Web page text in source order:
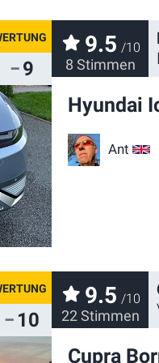
9
9.5 /10
8 Stimmen
Hyundai
Ant
10
9.5 /10
22 Stimmen
Cupra